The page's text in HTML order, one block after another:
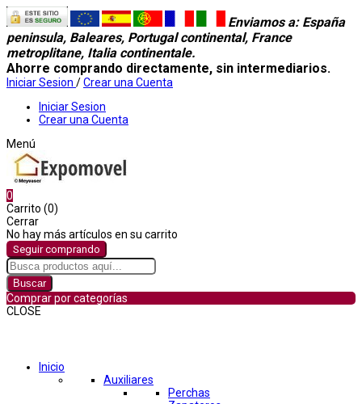
Enviamos a: España
peninsula, Baleares, Portugal continental, France
metroplitane, Italia continentale.
Ahorre comprando directamente, sin intermediarios.
Iniciar Sesion /Crear una Cuenta
Iniciar Sesion
Crear una Cuenta
Menú
0
Carrito (0)
Cerrar
No hay más artículos en su carrito
Seguir comprando
Buscar
Comprar por categorías
CLOSE
Inicio
Auxiliares
Perchas